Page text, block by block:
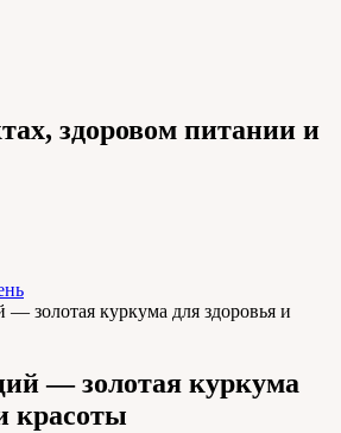
здоровом питании и
— золотая куркума для здоровья и
— золотая куркума
красоты